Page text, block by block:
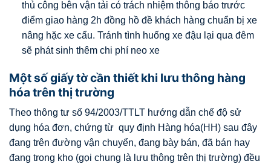
thủ công bên vận tải có trách nhiệm thông báo trước
điểm giao hàng 2h đồng hồ đề khách hàng chuẩn bị xe
nâng hặc xe cẩu. Tránh tình huống xe đậu lại qua đêm
sẽ phát sinh thêm chi phí neo xe
Một số giấy tờ cần thiết khi lưu thông hàng
hóa trên thị trường
Theo thông tư số 94/2003/TTLT hướng dẫn chế độ sử
dụng hóa đơn, chứng từ quy định Hàng hóa(HH) sau đây
đang trên đường vận chuyển, đang bày bán, đã bán hay
đang trong kho (gọi chung là lưu thông trên thị trường) đều